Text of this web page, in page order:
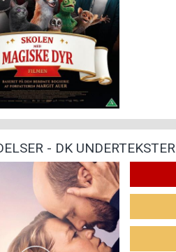
- DK UNDERTEKSTER